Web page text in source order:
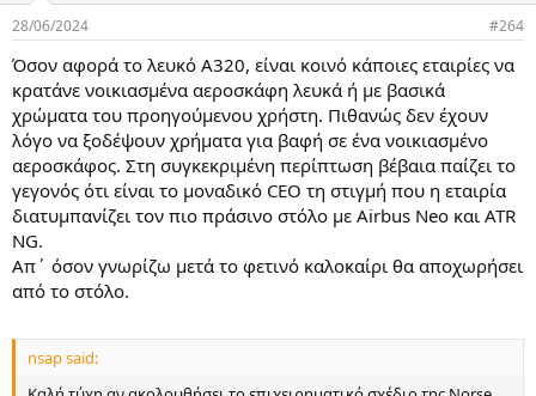
28/06/2024 #264
Όσον αφορά το λευκό Α320, είναι κοινό κάποιες εταιρίες να
κρατάνε νοικιασμένα αεροσκάφη λευκά ή με βασικά
χρώματα του προηγούμενου χρήστη. Πιθανώς δεν έχουν
λόγο να ξοδέψουν χρήματα για βαφή σε ένα νοικιασμένο
αεροσκάφος. Στη συγκεκριμένη περίπτωση βέβαια παίζει το
γεγονός ότι είναι το μοναδικό CEO τη στιγμή που η εταιρία
διατυμπανίζει τον πιο πράσινο στόλο με Airbus Neo και ATR
NG.
Απ΄ όσον γνωρίζω μετά το φετινό καλοκαίρι θα αποχωρήσει
από το στόλο.
nsap said: